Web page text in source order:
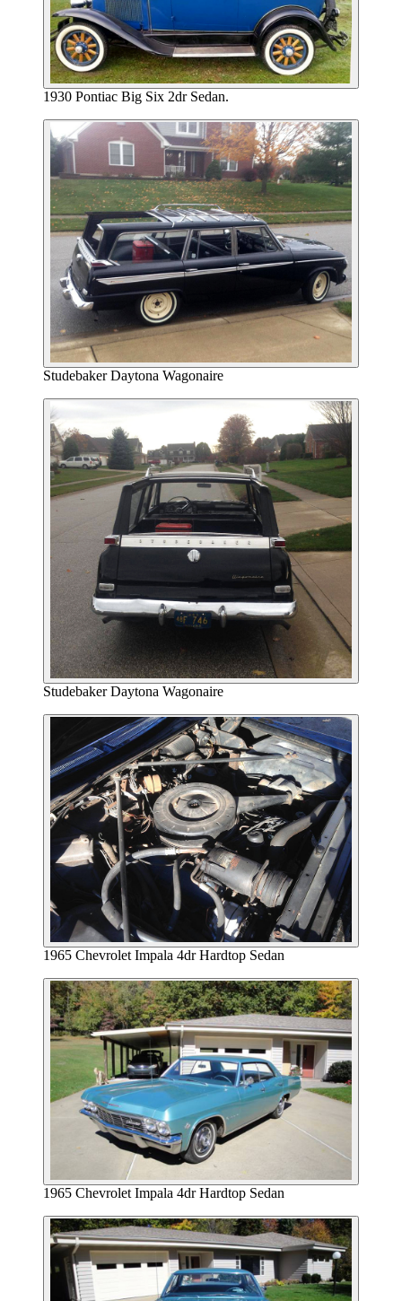
1930 Pontiac Big Six 2dr Sedan.
Studebaker Daytona Wagonaire
Studebaker Daytona Wagonaire
1965 Chevrolet Impala 4dr Hardtop Sedan
1965 Chevrolet Impala 4dr Hardtop Sedan